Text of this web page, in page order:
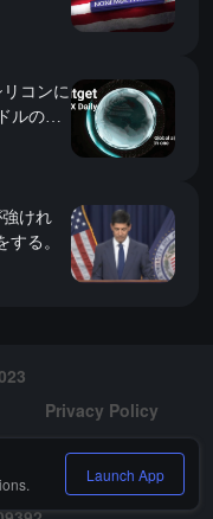
コンに
ルの
業デー
けれ
る。
Privacy Policy
Launch App